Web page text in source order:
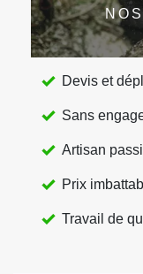
Devis et
Sans
Artisan
Prix
Travail de